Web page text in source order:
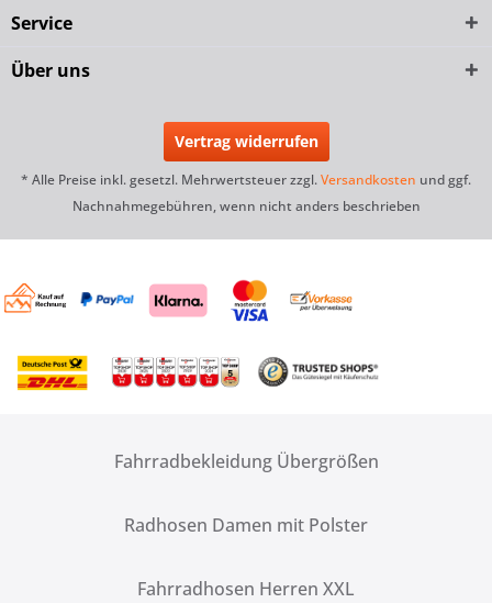
Service
Über uns
Vertrag widerrufen
* Alle Preise inkl. gesetzl. Mehrwertsteuer zzgl.Versandkosten und ggf.
Nachnahmegebühren, wenn nicht anders beschrieben
Fahrradbekleidung Übergrößen
Radhosen Damen mit Polster
Fahrradhosen Herren XXL